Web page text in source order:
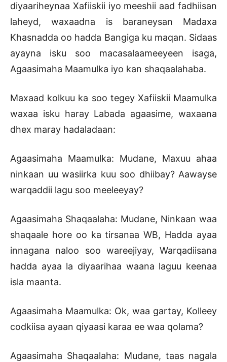
diyaariheynaa Xafiiskii iyo meeshii aad fadhiisan
laheyd, waxaadna is baraneysan Madaxa
Khasnadda oo hadda Bangiga ku maqan. Sidaas
ayayna isku soo macasalaameeyeen isaga,
Agaasimaha Maamulka iyo kan shaqaalahaba.
Maxaad kolkuu ka soo tegey Xafiiskii Maamulka
waxaa isku haray Labada agaasime, waxaana
dhex maray hadaladaan:
Agaasimaha Maamulka: Mudane, Maxuu ahaa
ninkaan uu wasiirka kuu soo dhiibay? Aawayse
warqaddii lagu soo meeleeyay?
Agaasimaha Shaqaalaha: Mudane, Ninkaan waa
shaqaale hore oo ka tirsanaa WB, Hadda ayaa
innagana naloo soo wareejiyay, Warqadiisana
hadda ayaa la diyaarihaa waana laguu keenaa
isla maanta.
Agaasimaha Maamulka: Ok, waa gartay, Kolleey
codkiisa ayaan qiyaasi karaa ee waa qolama?
Agaasimaha Shaqaalaha: Mudane, taas nagala